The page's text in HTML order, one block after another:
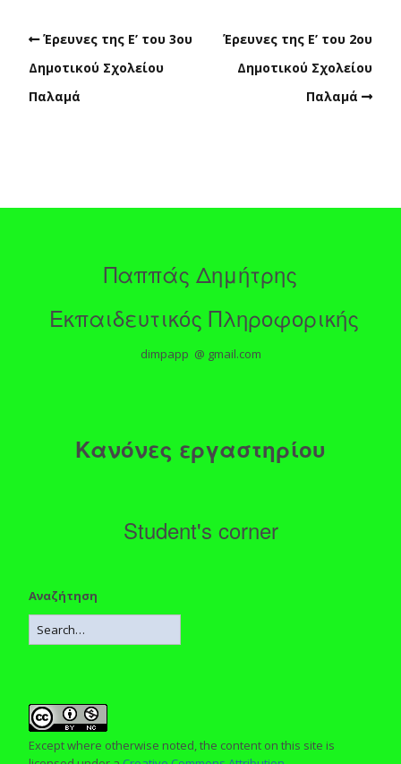
Έρευνες της Ε’ του 3ου
Δημοτικού Σχολείου
Παλαμά
Έρευνες της Ε’ του 2ου
Δημοτικού Σχολείου
Παλαμά
Παππάς Δημήτρης
Εκπαιδευτικός Πληροφορικής
dimpapp @ gmail.com
Κανόνες εργαστηρίου
Student's corner
Αναζήτηση
Except where otherwise noted, the content on this site is